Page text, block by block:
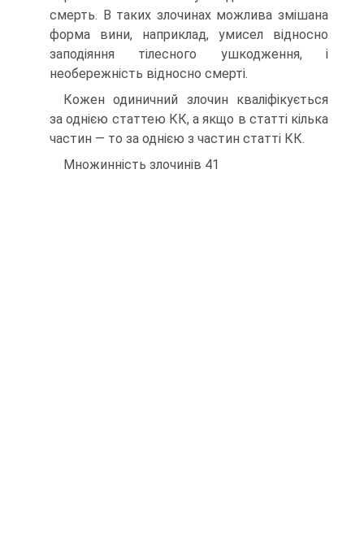
смерть. В таких злочинах можлива змішана
форма вини, наприклад, умисел відносно
заподіяння тілесного ушкодження, і
необережність відносно смерті.
Кожен одиничний злочин кваліфікується
за однією статтею КК, а якщо в статті кілька
частин — то за однією з частин статті КК.
Множинність злочинів 41